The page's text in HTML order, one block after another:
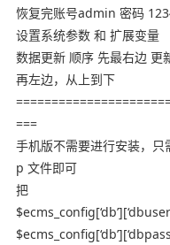
恢复完账号admin 密码
设置系统参数 和 扩展变量
数据更新 顺序 先最右边 更
再左边，从上到下
===
手机版不需要进行安装，
p 文件即可
把